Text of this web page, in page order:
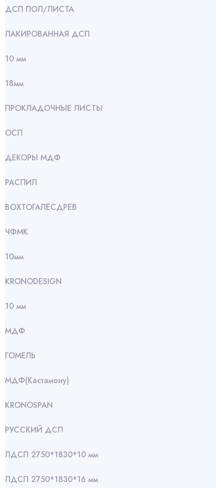
ДСП ПОЛ/ЛИСТА
ЛАКИРОВАННАЯ ДСП
10 мм
18мм
ПРОКЛАДОЧНЫЕ ЛИСТЫ
ОСП
ДЕКОРЫ МДФ
РАСПИЛ
ВОХТОГАЛЕСДРЕВ
ЧФМК
10мм
KRONODESIGN
10 мм
МДФ
ГОМЕЛЬ
МДФ(Кастамону)
KRONOSPAN
РУССКИЙ ДСП
ЛДСП 2750*1830*10 мм
ЛДСП 2750*1830*16 мм